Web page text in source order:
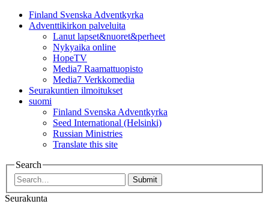
Finland Svenska Adventkyrka
Adventtikirkon palveluita
Lanut lapset&nuoret&perheet
Nykyaika online
HopeTV
Media7 Raamattuopisto
Media7 Verkkomedia
Seurakuntien ilmoitukset
suomi
Finland Svenska Adventkyrka
Seed International (Helsinki)
Russian Ministries
Translate this site
Search
Submit
Seurakunta